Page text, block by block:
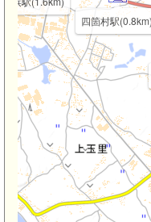
四箇村駅(0.8km)